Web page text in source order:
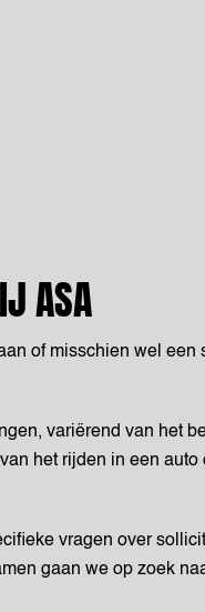
ASA
of misschien wel
variërend van het
het rijden in een
vragen over
gaan we op zoek